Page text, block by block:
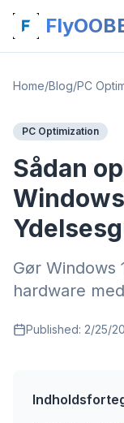
Home/Blog/PC
PC Optimization
Sådan
Gør Windows
hardware
Published: 2/25/